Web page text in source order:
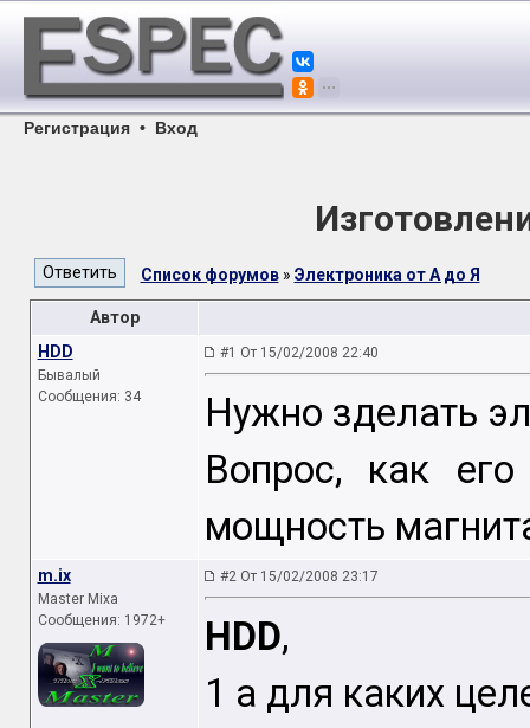
Регистрация • Вход
Список форумов» Электроника от А до Я
Автор
HDD
Бывалый
Сообщения: 34
#1 От 15/02/2008 22:40
Нужно зделать
Вопрос, как
мощность
m.ix
Master Mixa
Сообщения: 1972+
#2 От 15/02/2008 23:17
HDD,
1 а для каких